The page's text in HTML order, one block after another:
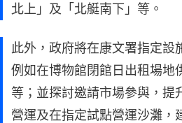
北上」及「北艇南下」等。
此外，政府將在康文署指定設
例如在博物館閉館日出租場地
等；並探討邀請市場參與，提
營運及在指定試點營運沙灘，